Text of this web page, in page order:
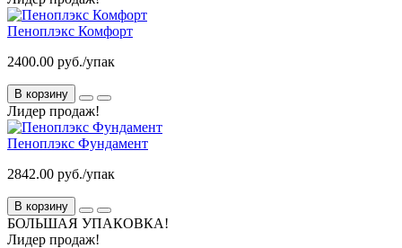
Пеноплэкс Комфорт
2400.00 руб./упак
В корзину
Лидер продаж!
Пеноплэкс Фундамент
2842.00 руб./упак
В корзину
БОЛЬШАЯ УПАКОВКА!
Лидер продаж!